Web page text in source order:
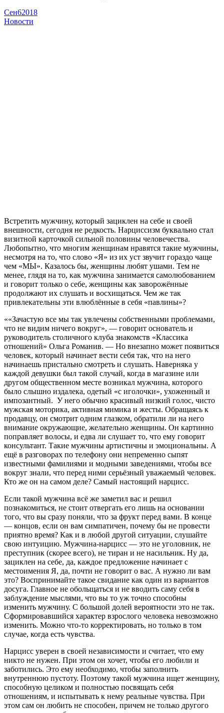
Сен62018
Новости
Встретить мужчину, который зациклен на себе и своей
внешности, сегодня не редкость. Нарциссизм буквально стал
визитной карточкой сильной половины человечества.
Любопытно, что многим женщинам нравятся такие мужчины,
несмотря на то, что слово «Я» из их уст звучит гораздо чаще
чем «МЫ». Казалось бы, женщины любят ушами. Тем не
менее, глядя на то, как мужчина занимается самолюбованием
и говорит только о себе, женщины как заворожённые
продолжают их слушать и восхищаться. Чем же так
привлекательны эти влюблённые в себя «павлины»?
««Зачастую все мы так увлечены собственными проблемами,
что не видим ничего вокруг», — говорит основатель и
руководитель столичного клуба знакомств «Классика
отношений» Ольга Романив. — Но внезапно может появиться
человек, который начинает вести себя так, что на него
начинаешь пристально смотреть и слушать. Наверняка у
каждой девушки был такой случай, когда в магазине или
другом общественном месте возникал мужчина, которого
было слышно издалека, одетый «с иголочки», ухоженный и
импозантный. У него обычно красивый низкий голос, чисто
мужская моторика, активная мимика и жесты. Обращаясь к
продавцу, он смотрит одним глазком, обратили ли на него
внимание окружающие, желательно женщины. Он картинно
поправляет волосы, и едва ли слушает то, что ему говорит
консультант. Такие мужчины артистичны и эмоциональны. А
ещё в разговорах по телефону они непременно сыпят
известными фамилиями и модными заведениями, чтобы все
вокруг знали, что перед ними серьёзный уважаемый человек.
Кто же он на самом деле? Самый настоящий нарцисс.
Если такой мужчина всё же заметил вас и решил
познакомиться, не стоит отвергать его лишь на основании
того, что вы сразу поняли, что за фрукт перед вами. В конце
— концов, если он вам симпатичен, почему бы не провести
приятно время? Как и в любой другой ситуации, слушайте
свою интуицию. Мужчина-нарцисс — это не уголовник, не
преступник (скорее всего), не тиран и не насильник. Ну да,
зациклен на себе, да, каждое предложение начинает с
местоимения Я, да, почти не говорит о вас. А нужно ли вам
это? Воспринимайте такое свидание как один из вариантов
досуга. Главное не обольщаться и не вводить саму себя в
заблуждение мыслями, что вы то уж точно способны
изменить мужчину. С большой долей вероятности это не так.
Сформировавшийся характер взрослого человека невозможно
изменить. Можно что-то корректировать, но только в том
случае, когда есть чувства.
Нарцисс уверен в своей независимости и считает, что ему
никто не нужен. При этом он хочет, чтобы его любили и
заботились. Это ему необходимо, чтобы заполнить
внутреннюю пустоту. Поэтому такой мужчина ищет женщину,
способную целиком и полностью посвящать себя
отношениям, и испытывать к нему реальные чувства. При
этом сам он любить не способен, причем не только другого